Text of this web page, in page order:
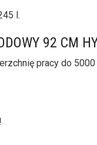
l.
92 CM
pracy do